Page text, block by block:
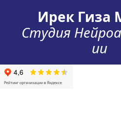
Ирек Гиза
Студия
ии